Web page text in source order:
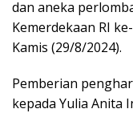
dan aneka
Kemerdekaan RI
Kamis (29/8/2024).
Pemberian
kepada Yulia Anita